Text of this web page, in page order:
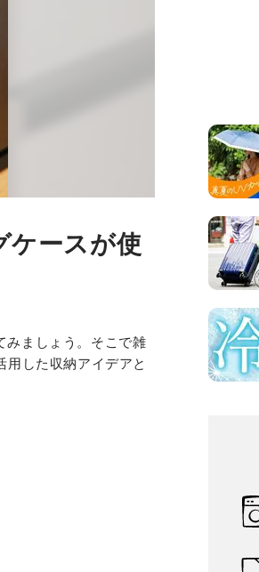
ケースが使
みましょう。そこで雑
した収納アイデアと